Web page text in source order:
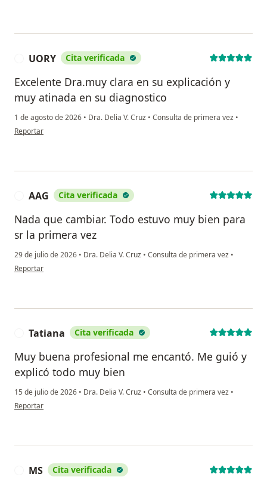
UORY Cita verificada
Excelente Dra.muy clara en su explicación y
muy atinada en su diagnostico
1 de agosto de 2026 • Dra. Delia V. Cruz • Consulta de primera vez •
en opinión del usuario UORY
Reportar
AAG Cita verificada
Nada que cambiar. Todo estuvo muy bien para
sr la primera vez
29 de julio de 2026 • Dra. Delia V. Cruz • Consulta de primera vez •
en opinión del usuario AAG
Reportar
Tatiana Cita verificada
Muy buena profesional me encantó. Me guió y
explicó todo muy bien
15 de julio de 2026 • Dra. Delia V. Cruz • Consulta de primera vez •
en opinión del usuario Tatiana
Reportar
MS Cita verificada